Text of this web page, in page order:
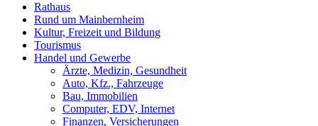
Rathaus
Rund um Mainbernheim
Kultur, Freizeit und Bildung
Tourismus
Handel und Gewerbe
Ärzte, Medizin, Gesundheit
Auto, Kfz., Fahrzeuge
Bau, Immobilien
Computer, EDV, Internet
Finanzen, Versicherungen